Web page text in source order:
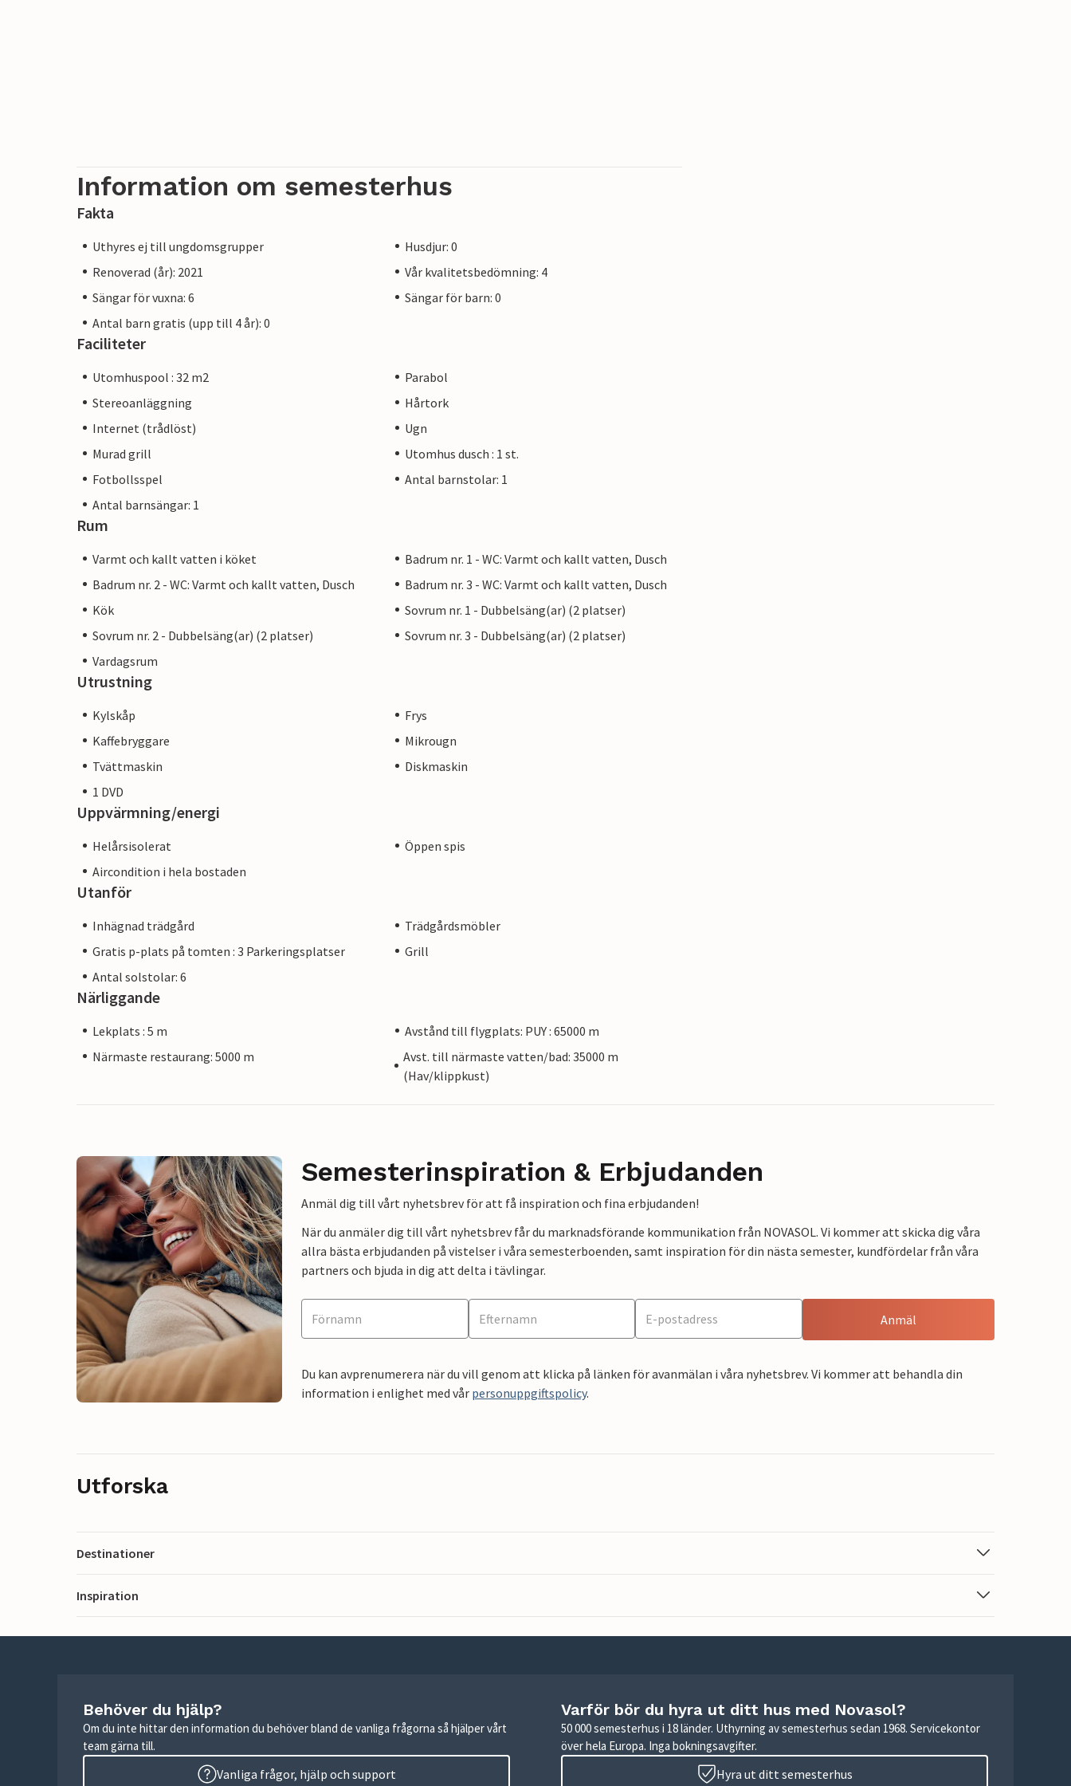
Information om semesterhus
Fakta
Uthyres ej till ungdomsgrupper
Husdjur: 0
Renoverad (år): 2021
Vår kvalitetsbedömning: 4
Sängar för vuxna: 6
Sängar för barn: 0
Antal barn gratis (upp till 4 år): 0
Faciliteter
Utomhuspool : 32 m2
Parabol
Stereoanläggning
Hårtork
Internet (trådlöst)
Ugn
Murad grill
Utomhus dusch : 1 st.
Fotbollsspel
Antal barnstolar: 1
Antal barnsängar: 1
Rum
Varmt och kallt vatten i köket
Badrum nr. 1 - WC: Varmt och kallt vatten, Dusch
Badrum nr. 2 - WC: Varmt och kallt vatten, Dusch
Badrum nr. 3 - WC: Varmt och kallt vatten, Dusch
Kök
Sovrum nr. 1 - Dubbelsäng(ar) (2 platser)
Sovrum nr. 2 - Dubbelsäng(ar) (2 platser)
Sovrum nr. 3 - Dubbelsäng(ar) (2 platser)
Vardagsrum
Utrustning
Kylskåp
Frys
Kaffebryggare
Mikrougn
Tvättmaskin
Diskmaskin
1 DVD
Uppvärmning/energi
Helårsisolerat
Öppen spis
Aircondition i hela bostaden
Utanför
Inhägnad trädgård
Trädgårdsmöbler
Gratis p-plats på tomten : 3 Parkeringsplatser
Grill
Antal solstolar: 6
Närliggande
Lekplats : 5 m
Avstånd till flygplats: PUY : 65000 m
Närmaste restaurang: 5000 m
Avst. till närmaste vatten/bad: 35000 m
(Hav/klippkust)
Semesterinspiration & Erbjudanden
Anmäl dig till vårt nyhetsbrev för att få inspiration och fina erbjudanden!
När du anmäler dig till vårt nyhetsbrev får du marknadsförande kommunikation från NOVASOL. Vi kommer att skicka dig våra
allra bästa erbjudanden på vistelser i våra semesterboenden, samt inspiration för din nästa semester, kundfördelar från våra
partners och bjuda in dig att delta i tävlingar.
Anmäl
Du kan avprenumerera när du vill genom att klicka på länken för avanmälan i våra nyhetsbrev. Vi kommer att behandla din
information i enlighet med vår personuppgiftspolicy.
Utforska
Destinationer
Inspiration
Behöver du hjälp?
Om du inte hittar den information du behöver bland de vanliga frågorna så hjälper vårt
team gärna till.
Vanliga frågor, hjälp och support
Varför bör du hyra ut ditt hus med Novasol?
50 000 semesterhus i 18 länder. Uthyrning av semesterhus sedan 1968. Servicekontor
över hela Europa. Inga bokningsavgifter.
Hyra ut ditt semesterhus